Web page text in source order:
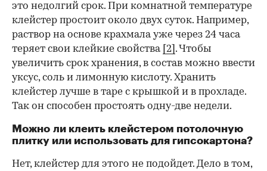
это недолгий срок. При комнатной температуре
клейстер простоит около двух суток. Например,
раствор на основе крахмала уже через 24 часа
теряет свои клейкие свойства [2] . Чтобы
увеличить срок хранения, в состав можно ввести
уксус, соль и лимонную кислоту. Хранить
клейстер лучше в таре с крышкой и в прохладе.
Так он способен простоять одну-две недели.
Можно ли клеить клейстером потолочную
плитку или использовать для гипсокартона?
Нет, клейстер для этого не подойдет. Дело в том,